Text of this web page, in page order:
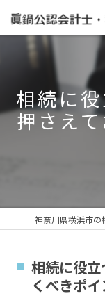
相続に
押さえ
相続に役
くべきポ